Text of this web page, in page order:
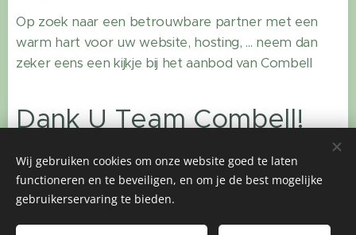
Op zoek naar een betrouwbare partner met een
warm hart voor uw website, hosting, ... neem dan
zeker eens een kijkje bij het aanbod van Combell
Dank U Team Combell!
Tel.: +32 486 65 88 20
Wij gebruiken cookies om onze website goed te laten
functioneren en te beveiligen, en om je de best mogelijke
gebruikerservaring te bieden.